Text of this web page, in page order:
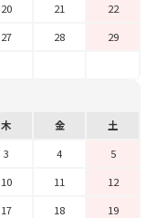
20 21
22
27 28
29
木 金
土
3 4
5
10 11
12
17 18
19